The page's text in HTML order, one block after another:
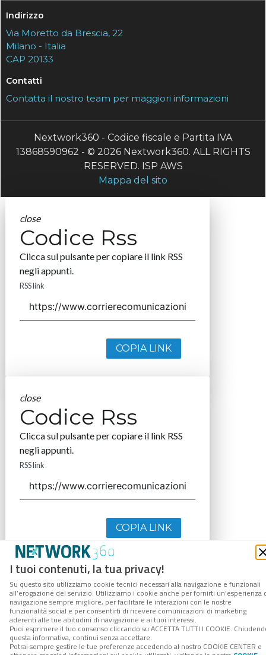
I tuoi contenuti, la tua privacy!
Su questo sito utilizziamo cookie tecnici necessari alla navigazione e funzionali
all’erogazione del servizio. Utilizziamo i cookie anche per fornirti un’esperienza
navigazione sempre migliore, per facilitare le interazioni con le nostre
funzionalità social e per consentirti di ricevere comunicazioni di marketing
aderenti alle tue abitudini di navigazione e ai tuoi interessi.
Puoi esprimere il tuo consenso cliccando su ACCETTA TUTTI I COOKIE.
questa informativa, continui senza accettare.
Potrai sempre gestire le tue preferenze accedendo al nostro COOKIE CENTER e
Indirizzo
Via Moretto da Brescia, 22
Milano - Italia
CAP 20133
Contatti
Contatta il nostro team per maggiori informazioni
Nextwork360 - Codice fiscale e Partita IVA
13868590962 - © 2026 Nextwork360. ALL RIGHTS
RESERVED. ISP AWS
Mappa del sito
close
Codice Rss
Clicca sul pulsante per copiare il link RSS
negli appunti.
RSS link
COPIA LINK
close
Codice Rss
Clicca sul pulsante per copiare il link RSS
negli appunti.
RSS link
COPIA LINK